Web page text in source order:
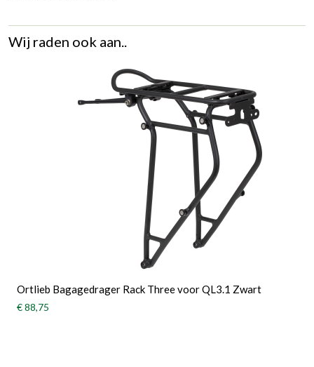
Wij raden ook aan..
Ortlieb Bagagedrager Rack Three voor QL3.1 Zwart
€ 88,75